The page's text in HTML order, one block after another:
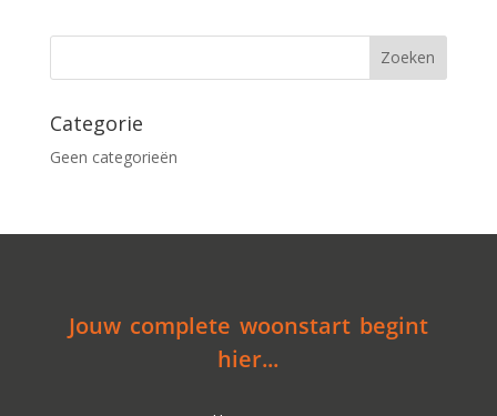
Categorie
Geen categorieën
Jouw complete woonstart begint
hier...